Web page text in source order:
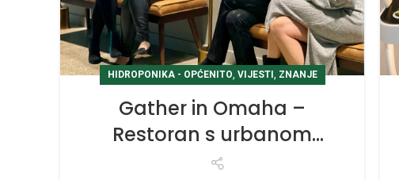
HIDROPONIKA - OPĆENITO, VIJESTI, ZNANJE
Gather in Omaha –
Restoran s urbanom
farmom (tornjevi)